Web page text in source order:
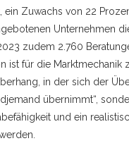
Zuwachs von 22
Unternehmen
zudem 2.760
ist für die Marktmechanik
in der sich der
übernimmt“,
und ein